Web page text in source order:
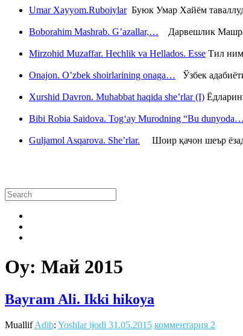
Umar Xayyom.RuboiylarБуюк Умар Хайём
Boborahim Mashrab. G’azallar,… Дарвешлик
Mirzohid Muzaffar. Hechlik va Hellados. Esse Тил
Onajon. O’zbek shoirlarining onaga… Ўзбек
Xurshid Davron. Muhabbat haqida she’rlar (I)
Bibi Robia Saidova. Tog‘ay Murodning “Bu dunyoda…
Guljamol Asqarova. She’rlar. Шоир қачон шеър
Oy: Май 2015
Bayram Ali. Ikki hikoya
MuallifAdib: Yoshlar ijodi 31.05.2015 комментария 2